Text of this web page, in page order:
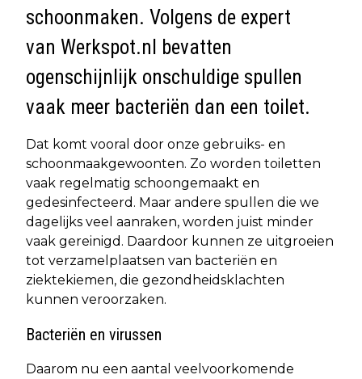
schoonmaken. Volgens de expert
van Werkspot.nl
bevatten
ogenschijnlijk onschuldige spullen
vaak meer bacteriën dan een toilet.
Dat komt vooral door onze gebruiks- en
schoonmaakgewoonten. Zo worden toiletten
vaak regelmatig schoongemaakt en
gedesinfecteerd. Maar andere spullen die we
dagelijks veel aanraken, worden juist minder
vaak gereinigd. Daardoor kunnen ze uitgroeien
tot verzamelplaatsen van bacteriën en
ziektekiemen, die gezondheidsklachten
kunnen veroorzaken.
Bacteriën en virussen
Daarom nu een aantal veelvoorkomende